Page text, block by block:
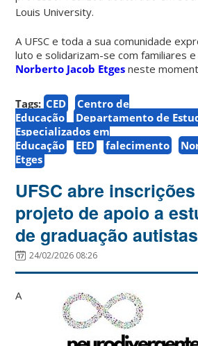
Louis University.
A UFSC e toda a sua comunidade
luto e solidarizam-se com familiares
Norberto Jacob Etges neste
Tags: CED
Centro de
Educação
Departamento de
Especializados em
Educação
EED falecimento
Etges
UFSC abre
projeto de apoio a
de graduação autistas
24/02/2026 08:26
A